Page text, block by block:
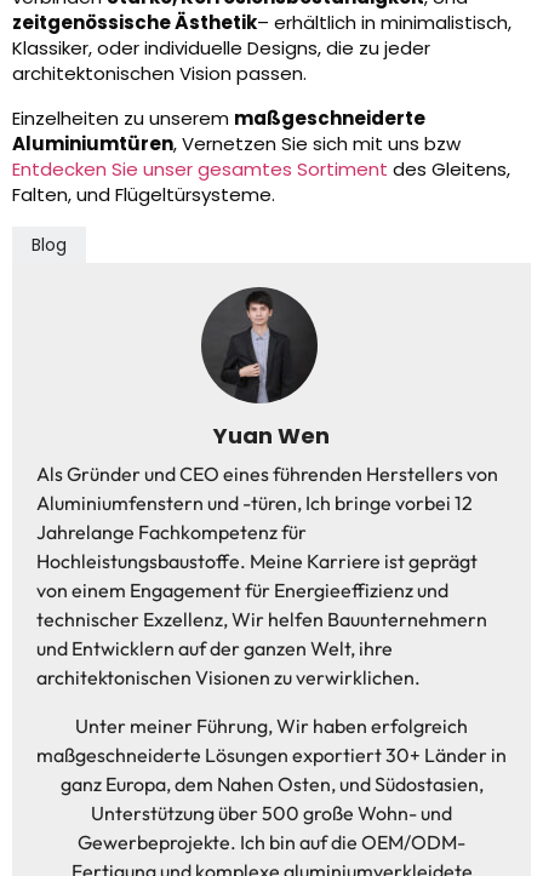
zeitgenössische Ästhetik– erhältlich in minimalistisch,
Klassiker, oder individuelle Designs, die zu jeder
architektonischen Vision passen.
Einzelheiten zu unserem maßgeschneiderte
Aluminiumtüren, Vernetzen Sie sich mit uns bzw
Entdecken Sie unser gesamtes Sortiment des Gleitens,
Falten, und Flügeltürsysteme.
Blog
Yuan Wen
Als Gründer und CEO eines führenden Herstellers von
Aluminiumfenstern und -türen, Ich bringe vorbei 12
Jahrelange Fachkompetenz für
Hochleistungsbaustoffe. Meine Karriere ist geprägt
von einem Engagement für Energieeffizienz und
technischer Exzellenz, Wir helfen Bauunternehmern
und Entwicklern auf der ganzen Welt, ihre
architektonischen Visionen zu verwirklichen.
Unter meiner Führung, Wir haben erfolgreich
maßgeschneiderte Lösungen exportiert 30+ Länder in
ganz Europa, dem Nahen Osten, und Südostasien,
Unterstützung über 500 große Wohn- und
Gewerbeprojekte. Ich bin auf die OEM/ODM-